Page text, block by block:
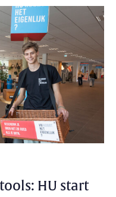
HU start